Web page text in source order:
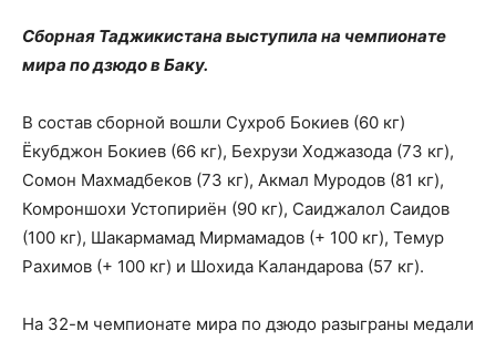
Сборная Таджикистана выступила на чемпионате
мира по дзюдо в Баку.
В состав сборной вошли Сухроб Бокиев (60 кг)
Ёкубджон Бокиев (66 кг), Бехрузи Ходжазода (73 кг),
Сомон Махмадбеков (73 кг), Акмал Муродов (81 кг),
Комроншохи Устопириён (90 кг), Саиджалол Саидов
(100 кг), Шакармамад Мирмамадов (+ 100 кг), Темур
Рахимов (+ 100 кг) и Шохида Каландарова (57 кг).
На 32-м чемпионате мира по дзюдо разыграны медали